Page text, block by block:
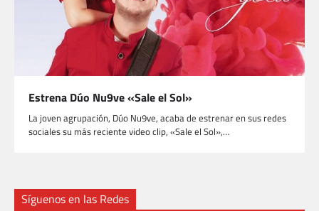
Estrena Dúo Nu9ve «Sale el Sol»
La joven agrupación, Dúo Nu9ve, acaba de estrenar en sus redes
sociales su más reciente video clip, «Sale el Sol»,…
Síguenos en las Redes